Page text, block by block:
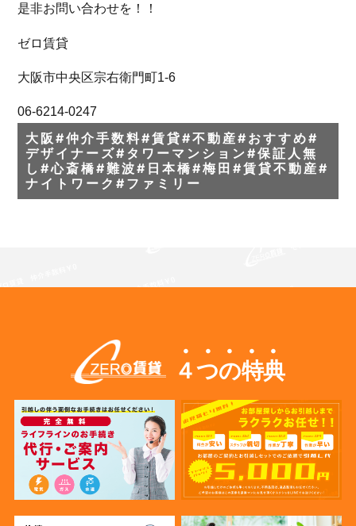
是非お問い合わせを！！
ゼロ賃貸
大阪市中央区宗右衛門町1-6
06-6214-0247
大阪#仲介手数料#賃貸#不動産#おすすめ#
デザイナーズ#タワーマンション#保証人無
し#心斎橋#難波#日本橋#梅田#賃貸不動産#
ナイトワーク#ファミリー
４つの特典